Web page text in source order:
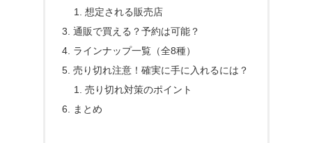
想定される販売店
通販で買える？予約は可能？
ラインナップ一覧（全8種）
売り切れ注意！確実に手に入れるには？
売り切れ対策のポイント
まとめ